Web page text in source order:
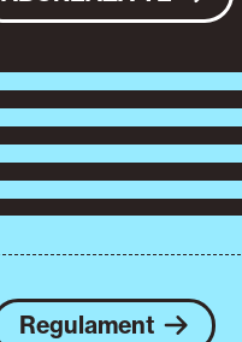
Regulament